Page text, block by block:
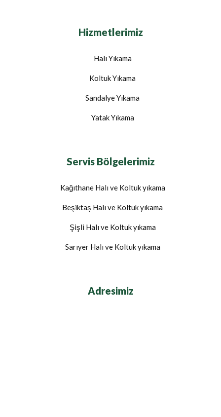
Hizmetlerimiz
Halı Yıkama
Koltuk Yıkama
Sandalye Yıkama
Yatak Yıkama
Servis Bölgelerimiz
Kağıthane Halı ve Koltuk yıkama
Beşiktaş Halı ve Koltuk yıkama
Şişli Halı ve Koltuk yıkama
Sarıyer Halı ve Koltuk yıkama
Adresimiz